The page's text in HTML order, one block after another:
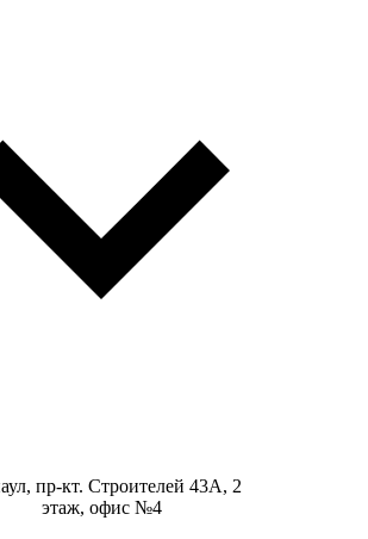
пр-кт. Строителей 43А, 2
этаж, офис №4